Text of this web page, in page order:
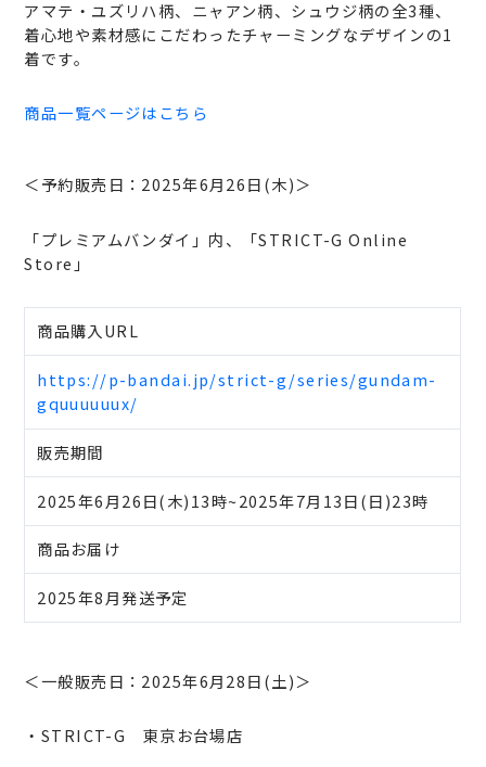
アマテ・ユズリハ柄、ニャアン柄、シュウジ柄の全3種、
着心地や素材感にこだわったチャーミングなデザインの1
着です。
商品一覧ページはこちら
＜予約販売日：2025年6月26日(木)＞
「プレミアムバンダイ」内、「STRICT-G Online
Store」
商品購入URL
https://p-bandai.jp/strict-g/series/gundam-
gquuuuuux/
販売期間
2025年6月26日(木)13時~2025年7月13日(日)23時
商品お届け
2025年8月発送予定
＜一般販売日：2025年6月28日(土)＞
・STRICT-G 東京お台場店